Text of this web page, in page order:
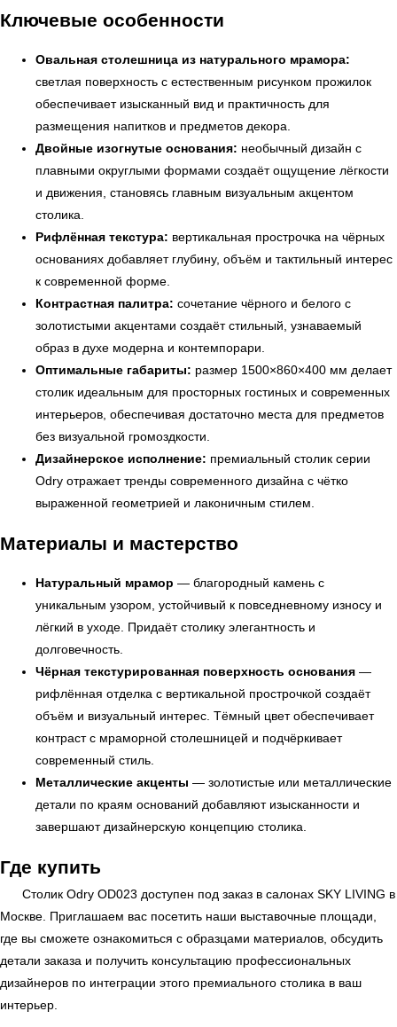
Ключевые особенности
Овальная столешница из натурального мрамора:
светлая поверхность с естественным рисунком прожилок
обеспечивает изысканный вид и практичность для
размещения напитков и предметов декора.
Двойные изогнутые основания: необычный дизайн с
плавными округлыми формами создаёт ощущение лёгкости
и движения, становясь главным визуальным акцентом
столика.
Рифлённая текстура: вертикальная прострочка на чёрных
основаниях добавляет глубину, объём и тактильный интерес
к современной форме.
Контрастная палитра: сочетание чёрного и белого с
золотистыми акцентами создаёт стильный, узнаваемый
образ в духе модерна и контемпорари.
Оптимальные габариты: размер 1500×860×400 мм делает
столик идеальным для просторных гостиных и современных
интерьеров, обеспечивая достаточно места для предметов
без визуальной громоздкости.
Дизайнерское исполнение: премиальный столик серии
Odry отражает тренды современного дизайна с чётко
выраженной геометрией и лаконичным стилем.
Материалы и мастерство
Натуральный мрамор — благородный камень с
уникальным узором, устойчивый к повседневному износу и
лёгкий в уходе. Придаёт столику элегантность и
долговечность.
Чёрная текстурированная поверхность основания —
рифлённая отделка с вертикальной прострочкой создаёт
объём и визуальный интерес. Тёмный цвет обеспечивает
контраст с мраморной столешницей и подчёркивает
современный стиль.
Металлические акценты — золотистые или металлические
детали по краям оснований добавляют изысканности и
завершают дизайнерскую концепцию столика.
Где купить
Столик Odry OD023 доступен под заказ в салонах SKY LIVING в
Москве. Приглашаем вас посетить наши выставочные площади,
где вы сможете ознакомиться с образцами материалов, обсудить
детали заказа и получить консультацию профессиональных
дизайнеров по интеграции этого премиального столика в ваш
интерьер.
← Вернуться на предыдущую страницу
УЗНАТЬ ПОДРОБНЕЕ